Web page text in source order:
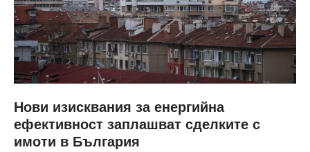
Нови изисквания за енергийна
ефективност заплашват сделките с
имоти в България